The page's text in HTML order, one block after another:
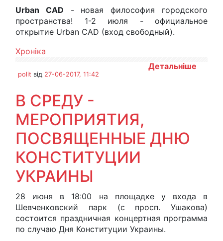
Urban CAD - новая философия городского
пространства! 1-2 июля - официальное
открытие Urban CAD (вход свободный).
Хроніка
Детальніше
polit від 27-06-2017, 11:42
В СРЕДУ -
МЕРОПРИЯТИЯ,
ПОСВЯЩЕННЫЕ ДНЮ
КОНСТИТУЦИИ
УКРАИНЫ
28 июня в 18:00 на площадке у входа в
Шевченковский парк (с просп. Ушакова)
состоится праздничная концертная программа
по случаю Дня Конституции Украины.